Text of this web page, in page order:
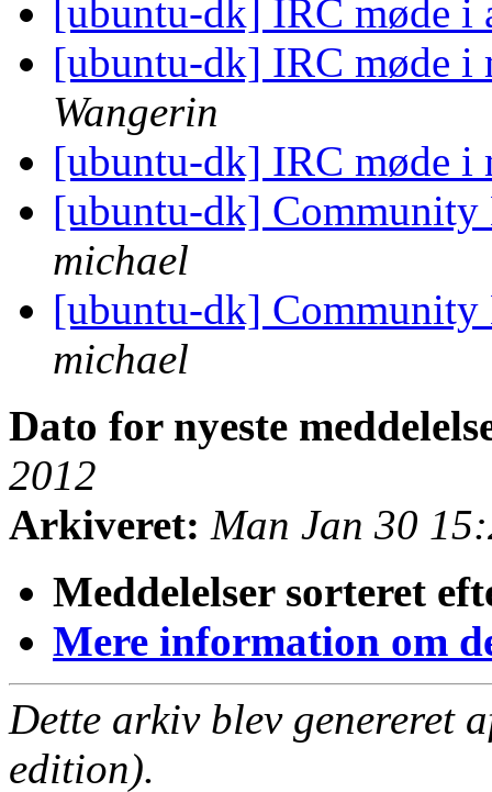
[ubuntu-dk] IRC møde i
[ubuntu-dk] IRC møde i
Wangerin
[ubuntu-dk] IRC møde i
[ubuntu-dk] Community
michael
[ubuntu-dk] Community
michael
Dato for nyeste
2012
Arkiveret: Man Jan 30
Meddelelser sorteret
Mere information om
Dette arkiv blev genereret
edition).